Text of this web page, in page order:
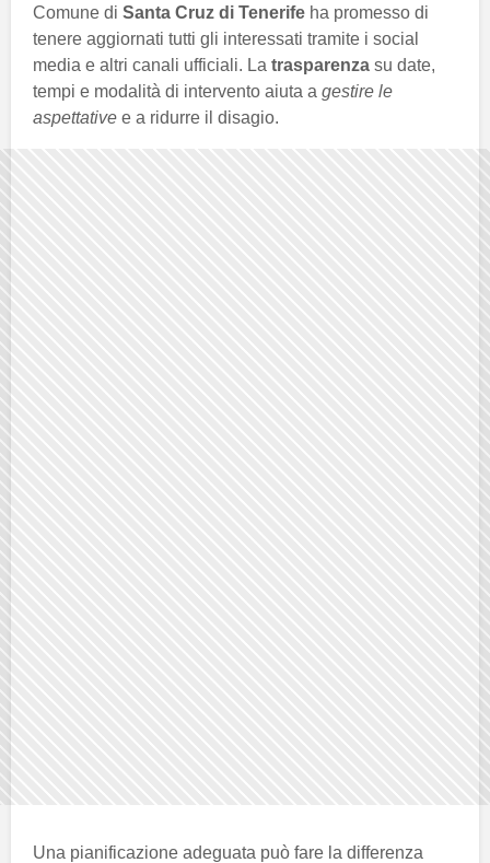
Comune di Santa Cruz di Tenerife ha promesso di
tenere aggiornati tutti gli interessati tramite i social
media e altri canali ufficiali. La trasparenza su date,
tempi e modalità di intervento aiuta a gestire le
aspettative e a ridurre il disagio.
Una pianificazione adeguata può fare la differenza